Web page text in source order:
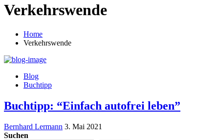
Verkehrswende
Home
Verkehrswende
Blog
Buchtipp
Buchtipp: “Einfach autofrei leben”
Bernhard Lermann 3. Mai 2021
Suchen